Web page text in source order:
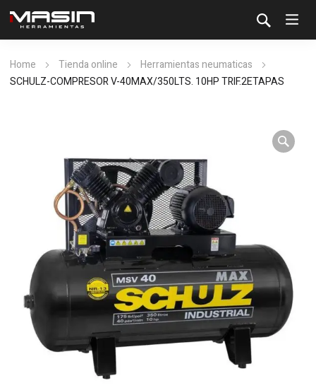
Home Tienda online
Herramientas neumaticas
SCHULZ-COMPRESOR V-40MAX/350LTS. 10HP TRIF.2ETAPAS